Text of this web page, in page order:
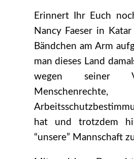
Erinnert Ihr Euch
Nancy Faeser in
Bändchen am Arm
man dieses Land
wegen seiner
Menschenrechte,
hat und trotzdem
“unsere” Mannschaft